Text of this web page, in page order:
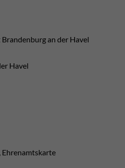
an der Havel
Havel
Ehrenamtskarte